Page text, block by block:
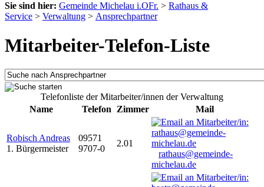
Sie sind hier: Gemeinde Michelau i.OFr. > Rathaus &
Service > Verwaltung > Ansprechpartner
Mitarbeiter-Telefon-Liste
Telefonliste der Mitarbeiter/innen der Verwaltung
Name
Telefon Zimmer Mail
Robisch Andreas
1. Bürgermeister
09571
9707-0
2.01
rathaus@gemeinde-
michelau.de